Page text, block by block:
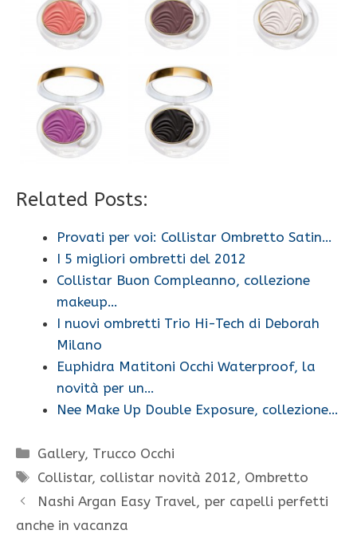
Related Posts:
Provati per voi: Collistar Ombretto Satin…
I 5 migliori ombretti del 2012
Collistar Buon Compleanno, collezione
makeup…
I nuovi ombretti Trio Hi-Tech di Deborah
Milano
Euphidra Matitoni Occhi Waterproof, la
novità per un…
Nee Make Up Double Exposure, collezione…
Categorie
Gallery, Trucco Occhi
Tag
Collistar, collistar novità 2012 , Ombretto
Nashi Argan Easy Travel, per capelli perfetti
anche in vacanza